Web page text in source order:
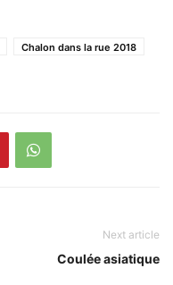
Chalon dans la rue 2018
Next article
Coulée asiatique